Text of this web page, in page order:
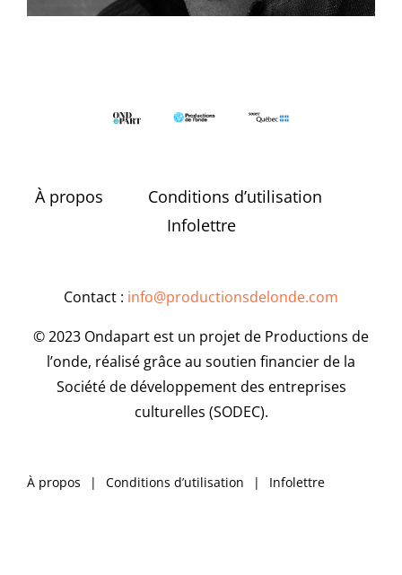
À propos
Conditions d’utilisation
Infolettre
Contact : info@productionsdelonde.com
© 2023 Ondapart est un projet de Productions de
l’onde, réalisé grâce au soutien financier de la
Société de développement des entreprises
culturelles (SODEC).
À propos Conditions d’utilisation Infolettre